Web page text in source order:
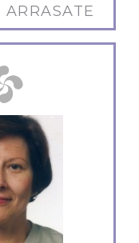
ARRASATE